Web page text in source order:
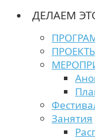
ДЕЛАЕМ
Занятия